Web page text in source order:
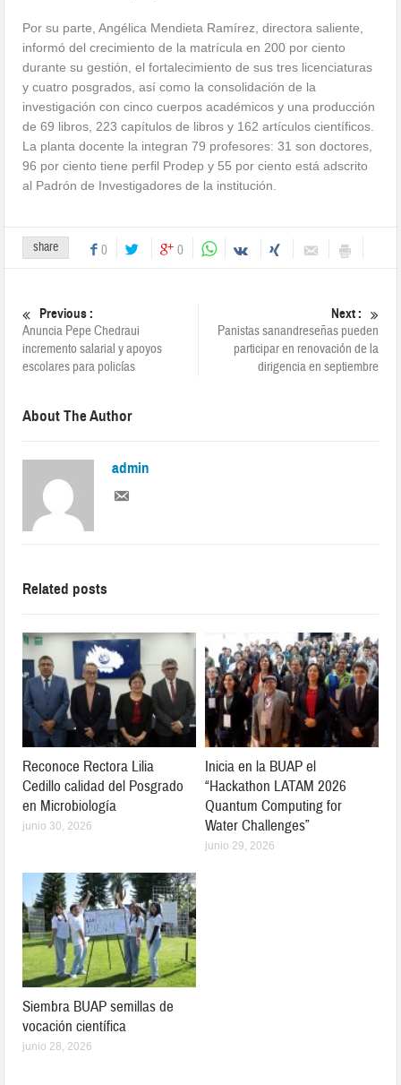
Por su parte, Angélica Mendieta Ramírez, directora saliente,
informó del crecimiento de la matrícula en 200 por ciento
durante su gestión, el fortalecimiento de sus tres licenciaturas
y cuatro posgrados, así como la consolidación de la
investigación con cinco cuerpos académicos y una producción
de 69 libros, 223 capítulos de libros y 162 artículos científicos.
La planta docente la integran 79 profesores: 31 son doctores,
96 por ciento tiene perfil Prodep y 55 por ciento está adscrito
al Padrón de Investigadores de la institución.
share 0 0
Previous :
Anuncia Pepe Chedraui
incremento salarial y apoyos
escolares para policías
Next :
Panistas sanandreseñas pueden
participar en renovación de la
dirigencia en septiembre
About The Author
admin
Related posts
Reconoce Rectora Lilia
Cedillo calidad del Posgrado
en Microbiología
junio 30, 2026
Inicia en la BUAP el
“Hackathon LATAM 2026
Quantum Computing for
Water Challenges”
junio 29, 2026
Siembra BUAP semillas de
vocación científica
junio 28, 2026